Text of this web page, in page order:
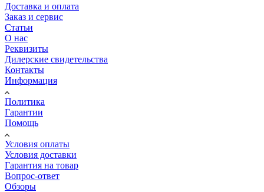
Доставка и оплата
Заказ и сервис
Статьи
О нас
Реквизиты
Дилерские свидетельства
Контакты
Информация
Политика
Гарантии
Помощь
Условия оплаты
Условия доставки
Гарантия на товар
Вопрос-ответ
Обзоры